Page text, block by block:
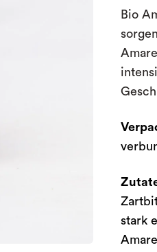
Bio
stark